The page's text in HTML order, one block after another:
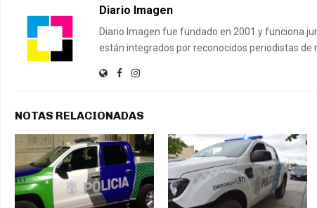
Diario Imagen
Diario Imagen fue fundado en 2001 y funciona
están integrados por reconocidos periodistas de
NOTAS RELACIONADAS